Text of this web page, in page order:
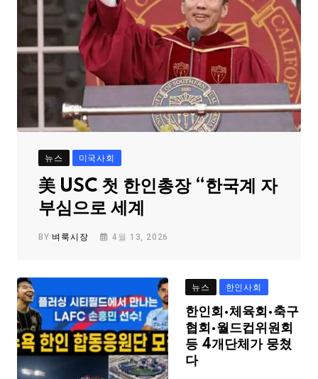
뉴스 미국사회
美 USC 첫 한인총장 “한국계 자
부심으로 세계
BY 벼룩시장 4월 13, 2026
뉴스 한인사회
한인회·체육회·축구
협회·월드컵위원회
등 4개단체가 뭉쳤
다